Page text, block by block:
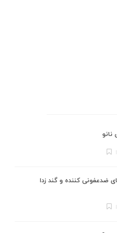
نانو
ضدعفونی کننده و گند زدا